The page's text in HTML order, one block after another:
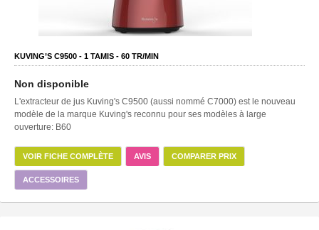
KUVING’S C9500 - 1 TAMIS - 60 TR/MIN
Non disponible
L'extracteur de jus Kuving's C9500 (aussi nommé C7000) est le nouveau
modèle de la marque Kuving's reconnu pour ses modèles à large
ouverture: B60
VOIR FICHE COMPLÈTE AVIS COMPARER PRIX
ACCESSOIRES